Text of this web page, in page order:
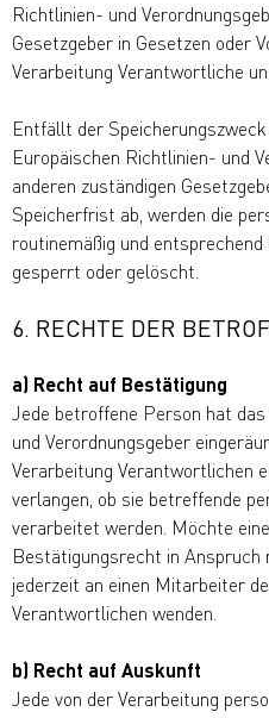
Richtlinien- und
Gesetzgeber in Gesetzen oder
Verarbeitung Verantwortliche
Entfällt der
Europäischen Richtlinien- und
anderen zuständigen
Speicherfrist ab, werden die
routinemäßig und
gesperrt oder gelöscht.
6. RECHTE DER
a) Recht auf Bestätigung
Jede betroffene Person hat
und Verordnungsgeber
Verarbeitung Verantwortlichen
verlangen, ob sie betreffende
verarbeitet werden. Möchte
Bestätigungsrecht in Anspruch
jederzeit an einen Mitarbeiter
Verantwortlichen wenden.
b) Recht auf Auskunft
Jede von der Verarbeitung